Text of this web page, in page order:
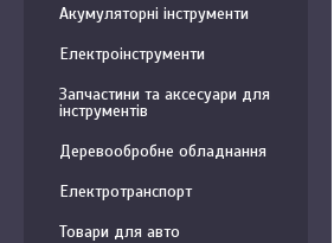
Акумуляторні інструменти
Електроінструменти
Запчастини та аксесуари для
інструментів
Деревообробне обладнання
Електротранспорт
Товари для авто